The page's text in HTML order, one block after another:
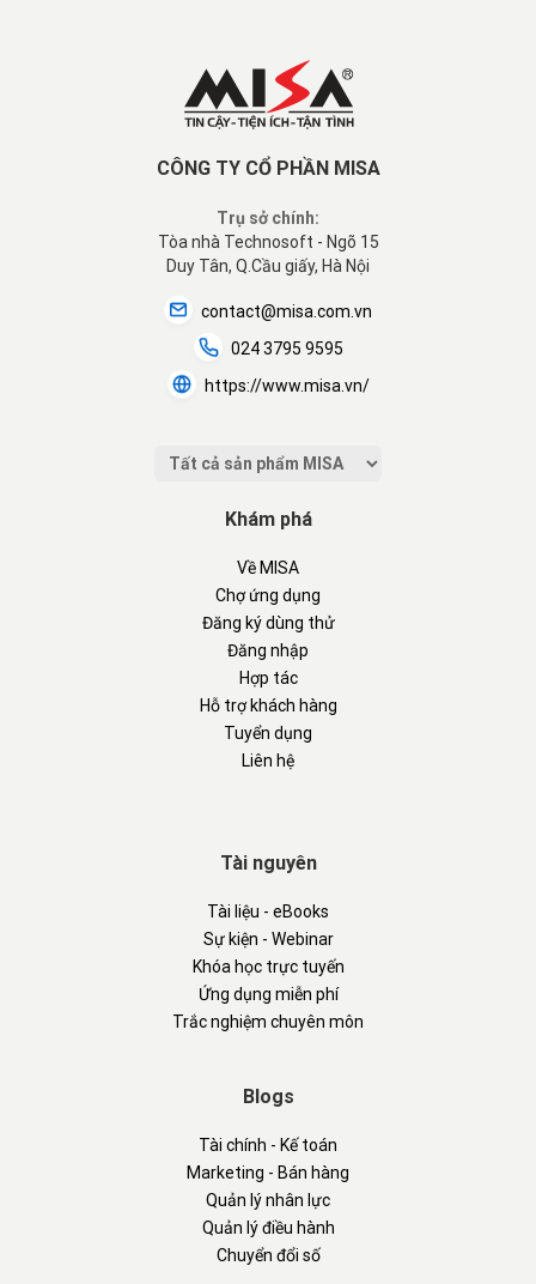
CÔNG TY CỔ PHẦN MISA
Trụ sở chính:
Tòa nhà Technosoft - Ngõ 15
Duy Tân, Q.Cầu giấy, Hà Nội
contact@misa.com.vn
024 3795 9595
https://www.misa.vn/
Khám phá
Về MISA
Chợ ứng dụng
Đăng ký dùng thử
Đăng nhập
Hợp tác
Hỗ trợ khách hàng
Tuyển dụng
Liên hệ
Tài nguyên
Tài liệu - eBooks
Sự kiện - Webinar
Khóa học trực tuyến
Ứng dụng miễn phí
Trắc nghiệm chuyên môn
Blogs
Tài chính - Kế toán
Marketing - Bán hàng
Quản lý nhân lực
Quản lý điều hành
Chuyển đổi số